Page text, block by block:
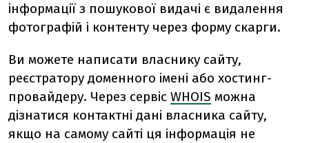
інформації з пошукової видачі є видалення
фотографій і контенту через форму скарги.
Ви можете написати власнику сайту,
реєстратору доменного імені або хостинг-
провайдеру. Через сервіс WHOIS можна
дізнатися контактні дані власника сайту,
якщо на самому сайті ця інформація не